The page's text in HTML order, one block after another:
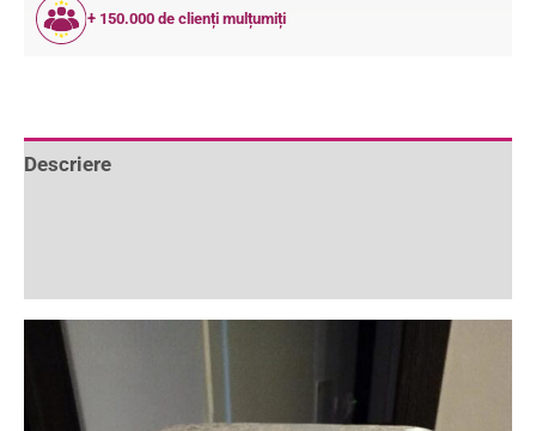
+ 150.000 de clienți mulțumiți
Descriere